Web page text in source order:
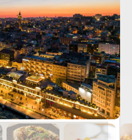
هتل نووتل بسفر
شده است تا بتوانید از
گلدن هورن، منطقه‌ی
وای‌فای رایگان در
نووتل بسفر استانبول با
تهویه مطبوع هستند.
زوج‌ها به طور خاص این مکان
سفر دو نفره امتیاز۹.۴ داده‌اند.